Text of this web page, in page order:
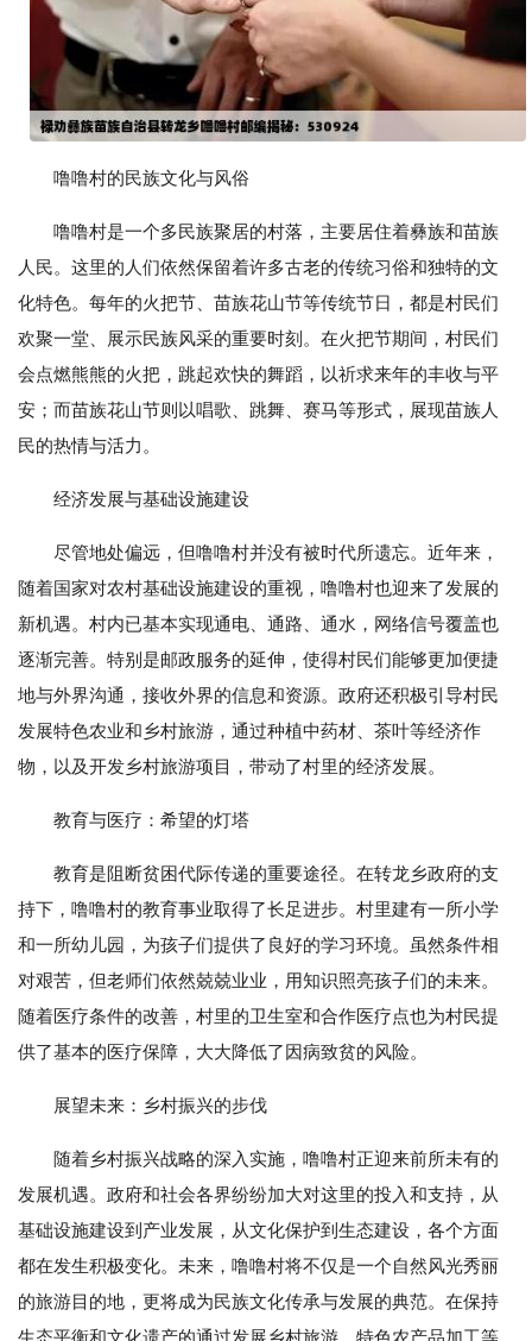
噜噜村的民族文化与风俗
噜噜村是一个多民族聚居的村落，主要居住着彝族和苗族
人民。这里的人们依然保留着许多古老的传统习俗和独特的文
化特色。每年的火把节、苗族花山节等传统节日，都是村民们
欢聚一堂、展示民族风采的重要时刻。在火把节期间，村民们
会点燃熊熊的火把，跳起欢快的舞蹈，以祈求来年的丰收与平
安；而苗族花山节则以唱歌、跳舞、赛马等形式，展现苗族人
民的热情与活力。
经济发展与基础设施建设
尽管地处偏远，但噜噜村并没有被时代所遗忘。近年来，
随着国家对农村基础设施建设的重视，噜噜村也迎来了发展的
新机遇。村内已基本实现通电、通路、通水，网络信号覆盖也
逐渐完善。特别是邮政服务的延伸，使得村民们能够更加便捷
地与外界沟通，接收外界的信息和资源。政府还积极引导村民
发展特色农业和乡村旅游，通过种植中药材、茶叶等经济作
物，以及开发乡村旅游项目，带动了村里的经济发展。
教育与医疗：希望的灯塔
教育是阻断贫困代际传递的重要途径。在转龙乡政府的支
持下，噜噜村的教育事业取得了长足进步。村里建有一所小学
和一所幼儿园，为孩子们提供了良好的学习环境。虽然条件相
对艰苦，但老师们依然兢兢业业，用知识照亮孩子们的未来。
随着医疗条件的改善，村里的卫生室和合作医疗点也为村民提
供了基本的医疗保障，大大降低了因病致贫的风险。
展望未来：乡村振兴的步伐
随着乡村振兴战略的深入实施，噜噜村正迎来前所未有的
发展机遇。政府和社会各界纷纷加大对这里的投入和支持，从
基础设施建设到产业发展，从文化保护到生态建设，各个方面
都在发生积极变化。未来，噜噜村将不仅是一个自然风光秀丽
的旅游目的地，更将成为民族文化传承与发展的典范。在保持
生态平衡和文化遗产的通过发展乡村旅游、特色农产品加工等